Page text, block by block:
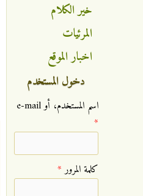
خير الكلام
المرئيات
اخبار الموقع
دخول المستخدم
‏اسم المستخدم، أو e-mail
*
‏كلمة المرور ‏*